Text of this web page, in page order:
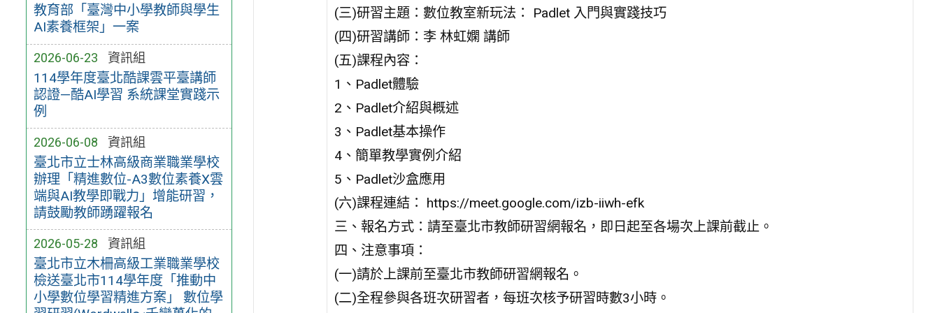
教育部「臺灣中小學教師與學生
AI素養框架」一案
2026-06-23 資訊組
114學年度臺北酷課雲平臺講師
認證—酷AI學習 系統課堂實踐示
例
2026-06-08 資訊組
臺北市立士林高級商業職業學校
辦理「精進數位-A3數位素養X雲
端與AI教學即戰力」增能研習，
請鼓勵教師踴躍報名
2026-05-28 資訊組
臺北市立木柵高級工業職業學校
檢送臺北市114學年度「推動中
小學數位學習精進方案」 數位學
(三)研習主題：數位教室新玩法： Padlet 入門與實踐技巧
(四)研習講師：李 林虹嫻 講師
(五)課程內容：
1、Padlet體驗
2、Padlet介紹與概述
3、Padlet基本操作
4、簡單教學實例介紹
5、Padlet沙盒應用
(六)課程連結： https://meet.google.com/izb-iiwh-efk
三、報名方式：請至臺北市教師研習網報名，即日起至各場次上課前截止。
四、注意事項：
(一)請於上課前至臺北市教師研習網報名。
(二)全程參與各班次研習者，每班次核予研習時數3小時。